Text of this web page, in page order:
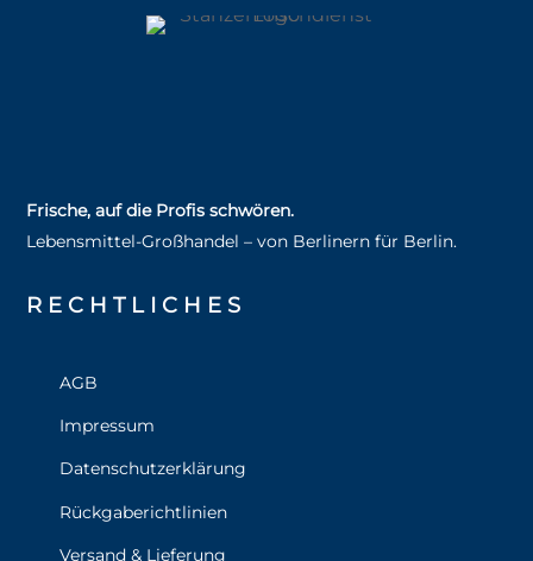
Frische, auf die Profis schwören.
Lebensmittel‑Großhandel – von Berlinern für Berlin.
RECHT­LICHES
AGB
Impressum
Datenschutzerklärung
Rückgaberichtlinien
Versand & Lieferung